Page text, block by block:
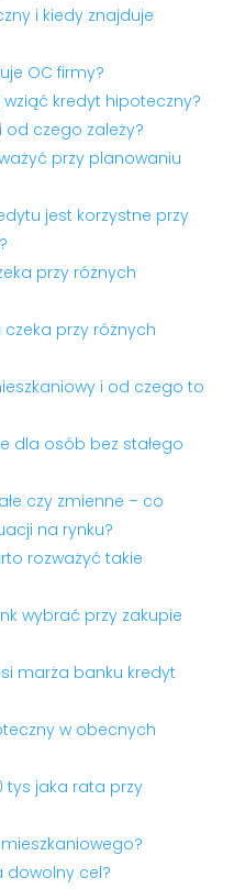
i kiedy znajduje
OC firmy?
kredyt hipoteczny?
od czego zależy?
przy planowaniu
jest korzystne przy
przy różnych
przy różnych
i od czego to
dla osób bez stałego
czy zmienne – co
na rynku?
rozważyć takie
wybrać przy zakupie
marża banku kredyt
w obecnych
tys jaka rata przy
dowolny cel?